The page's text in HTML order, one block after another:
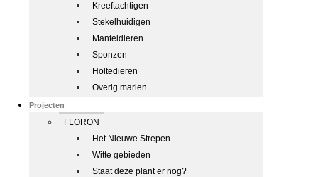
Kreeftachtigen
Stekelhuidigen
Manteldieren
Sponzen
Holtedieren
Overig marien
Projecten
FLORON
Het Nieuwe Strepen
Witte gebieden
Staat deze plant er nog?